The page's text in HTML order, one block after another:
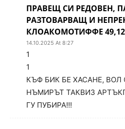
ПРАВЕЩ СИ РЕДОВЕН,
РАЗТОВАРВАЩ И
КЛОАКОМОТИФФЕ
14.10.2025 At 8:27
1
1
КЪФ БИК БЕ ХАСАНЕ, ВОЛ
НЪМИРЪТ ТАКВИЗ
ГУ ПУБИРА!!!